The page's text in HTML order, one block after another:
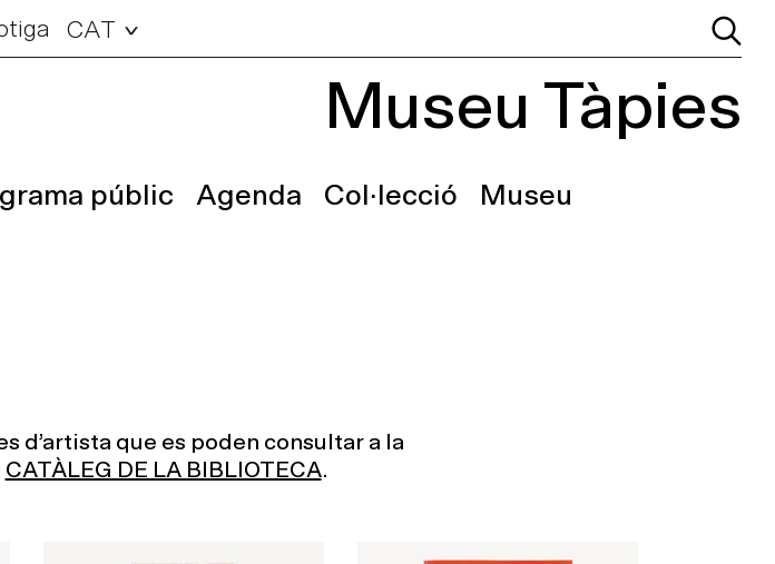
CAT
Museu Tàpies
públic Agenda Col·lecció Museu
d’artista que es poden consultar a la
CATÀLEG DE LA BIBLIOTECA.